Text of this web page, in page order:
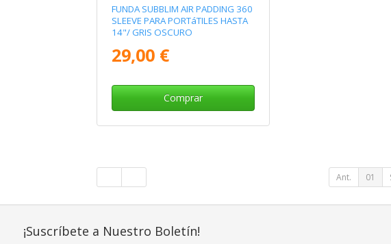
FUNDA SUBBLIM AIR PADDING 360
SLEEVE PARA PORTáTILES HASTA
14"/ GRIS OSCURO
29,00 €
Comprar
Ant. 01
¡Suscríbete a Nuestro Boletín!